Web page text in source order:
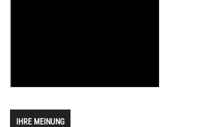
IHRE MEINUNG